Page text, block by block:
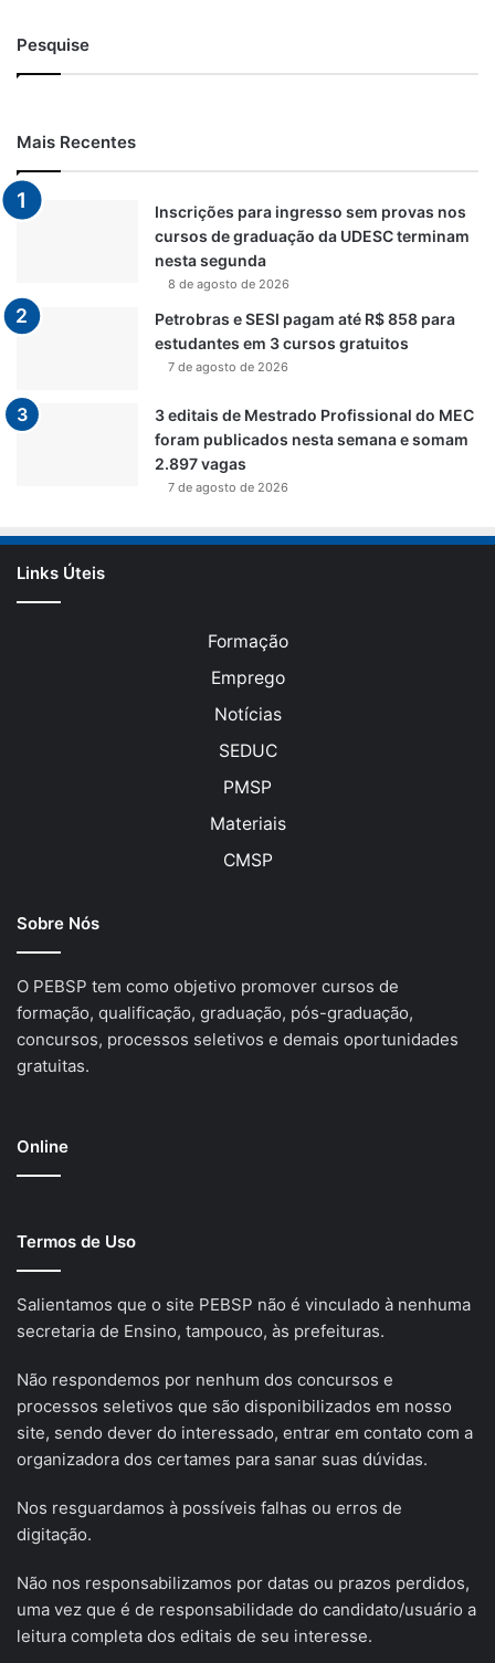
Pesquise
Mais Recentes
Inscrições para ingresso sem provas nos
cursos de graduação da UDESC terminam
nesta segunda
8 de agosto de 2026
Petrobras e SESI pagam até R$ 858 para
estudantes em 3 cursos gratuitos
7 de agosto de 2026
3 editais de Mestrado Profissional do MEC
foram publicados nesta semana e somam
2.897 vagas
7 de agosto de 2026
Links Úteis
Formação
Emprego
Notícias
SEDUC
PMSP
Materiais
CMSP
Sobre Nós
O PEBSP tem como objetivo promover cursos de
formação, qualificação, graduação, pós-graduação,
concursos, processos seletivos e demais oportunidades
gratuitas.
Online
Termos de Uso
Salientamos que o site PEBSP não é vinculado à nenhuma
secretaria de Ensino, tampouco, às prefeituras.
Não respondemos por nenhum dos concursos e
processos seletivos que são disponibilizados em nosso
site, sendo dever do interessado, entrar em contato com a
organizadora dos certames para sanar suas dúvidas.
Nos resguardamos à possíveis falhas ou erros de
digitação.
Não nos responsabilizamos por datas ou prazos perdidos,
uma vez que é de responsabilidade do candidato/usuário a
leitura completa dos editais de seu interesse.